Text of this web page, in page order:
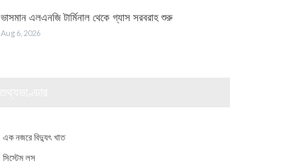
ভাসমান এলএনজি টার্মিনাল থেকে গ্যাস সরবরাহ শুরু
Aug 6, 2026
এক নজরে বিদ্যুৎ খাত
সিস্টেম লস